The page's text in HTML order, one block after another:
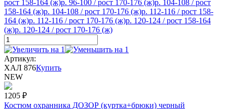
рост 158-164 (ж)р. 96-100 / рост 170-176 (ж)р. 104-108 / рост
158-164 (ж)р. 104-108 / рост 170-176 (ж)р. 112-116 / рост 158-
164 (ж)р. 112-116 / рост 170-176 (ж)р. 120-124 / рост 158-164
(ж)р. 120-124 / рост 170-176 (ж)
Артикул:
ХАЛ 876Купить
NEW
1205 ₽
Костюм охранника ДОЗОР (куртка+брюки) черный